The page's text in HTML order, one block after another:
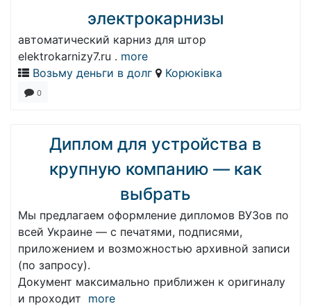
электрокарнизы
автоматический карниз для штор
elektrokarnizy7.ru . more
Возьму деньги в долг
Корюківка
0
Диплом для устройства в
крупную компанию — как
выбрать
Мы предлагаем оформление дипломов ВУЗов по
всей Украине — с печатями, подписями,
приложением и возможностью архивной записи
(по запросу).
Документ максимально приближен к оригиналу
и проходит more